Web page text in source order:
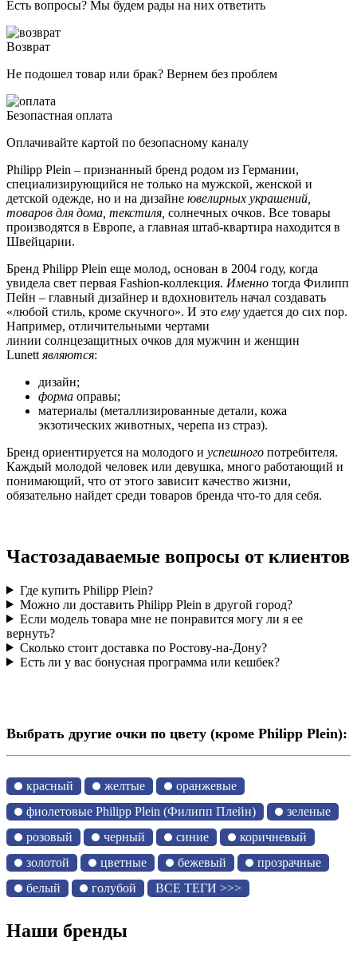
Есть вопросы? Мы будем рады на них ответить
Возврат
Не подошел товар или брак? Вернем без проблем
Безопастная оплата
Оплачивайте картой по безопасному каналу
Philipp Plein – признанный бренд родом из Германии,
специализирующийся не только на мужской, женской и
детской одежде, но и на дизайне ювелирных украшений,
товаров для дома, текстиля, солнечных очков. Все товары
производятся в Европе, а главная штаб-квартира находится в
Швейцарии.
Бренд Philipp Plein еще молод, основан в 2004 году, когда
увидела свет первая Fashion-коллекция. Именно тогда Филипп
Пейн – главный дизайнер и вдохновитель начал создавать
«любой стиль, кроме скучного». И это ему удается до сих пор.
Например, отличительными чертами
линии солнцезащитных очков для мужчин и женщин
Lunett являются:
дизайн;
форма оправы;
материалы (металлизированные детали, кожа
экзотических животных, черепа из страз).
Бренд ориентируется на молодого и успешного потребителя.
Каждый молодой человек или девушка, много работающий и
понимающий, что от этого зависит качество жизни,
обязательно найдет среди товаров бренда что-то для себя.
Частозадаваемые вопросы от клиентов
Где купить Philipp Plein?
Можно ли доставить Philipp Plein в другой город?
Если модель товара мне не понравится могу ли я ее
вернуть?
Сколько стоит доставка по Ростову-на-Дону?
Есть ли у вас бонусная программа или кешбек?
Выбрать другие очки по цвету (кроме Philipp Plein):
красный желтые
оранжевые
фиолетовые Philipp Plein (Филипп Плейн)
зеленые
розовый
черный синие
коричневый
золотой
цветные бежевый
прозрачные
белый
голубой ВСЕ ТЕГИ >>>
Наши бренды